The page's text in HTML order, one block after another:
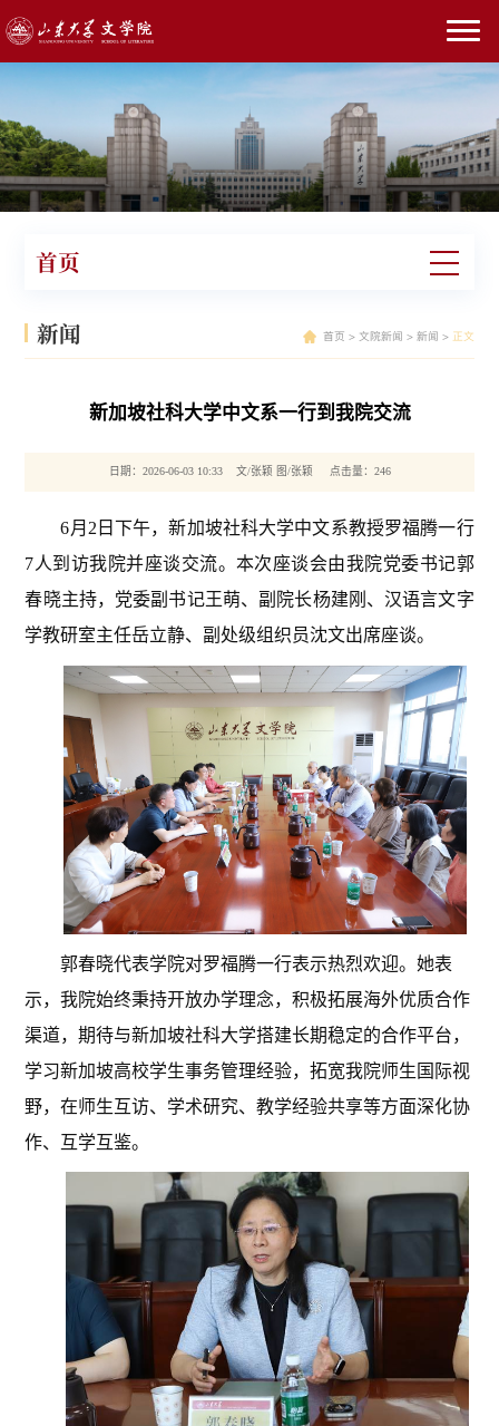
首页
新闻 首页 > 文院新闻 > 新闻 > 正文
新加坡社科大学中文系一行到我院交流
日期：2026-06-03 10:33 文/张颖 图/张颖 点击量： 246
6月 2 日下午，新加坡社科大学中文系教授罗福腾一行
7人到访我院并座谈交流。本次座谈会由我院党委书记郭
春晓主持，党委副书记王萌、副院长杨建刚、汉语言文字
学教研室主任岳立静、副处级组织员沈文出席座谈。
郭春晓代表学院对罗福腾一行表示热烈欢迎。她表
示，我院始终秉持开放办学理念，积极拓展海外优质合作
渠道，期待与新加坡社科大学搭建长期稳定的合作平台，
学习新加坡高校学生事务管理经验，拓宽我院师生国际视
野，在师生互访、学术研究、教学经验共享等方面深化协
作、互学互鉴。